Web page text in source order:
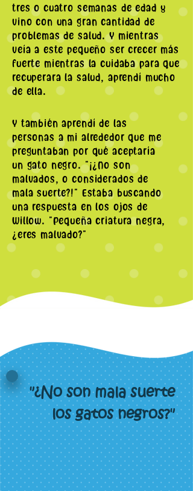
tres o cuatro semanas de edad y
vino con una gran cantidad de
problemas de salud. Y mientras
veía a este pequeño ser crecer más
fuerte mientras la cuidaba para que
recuperara la salud, aprendí mucho
de ella.
Y también aprendí de las
personas a mi alrededor que me
preguntaban por qué aceptaría
un gato negro. "¡¿No son
malvados, o considerados de
mala suerte?!" Estaba buscando
una respuesta en los ojos de
Willow. "Pequeña criatura negra,
¿eres malvado?"
"¿No son mala suerte
los gatos negros?"